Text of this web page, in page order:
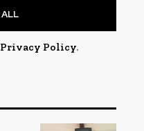
Privacy Policy.